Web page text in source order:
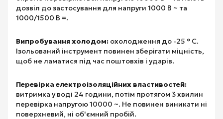
дозвіл до застосування для напруги 1000 В ~ та
1000/1500 В =.
Випробування холодом: охолодження до -25 ° C.
Ізольований інструмент повинен зберігати міцність,
щоб не ламатися під час поштовхів і ударів.
Перевірка електроізоляційних властивостей:
витримка у воді 24 години, потім протягом 3 хвилин
перевірка напругою 10000 ~. Не повинен виникати ні
поверхневий, ні об'ємний пробій.